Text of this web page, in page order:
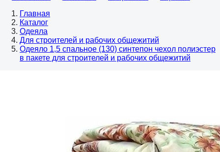
Главная
Каталог
Одеяла
Для строителей и рабочих общежитий
Одеяло 1,5 спальное (130) синтепон чехол полиэстер
в пакете для строителей и рабочих общежитий